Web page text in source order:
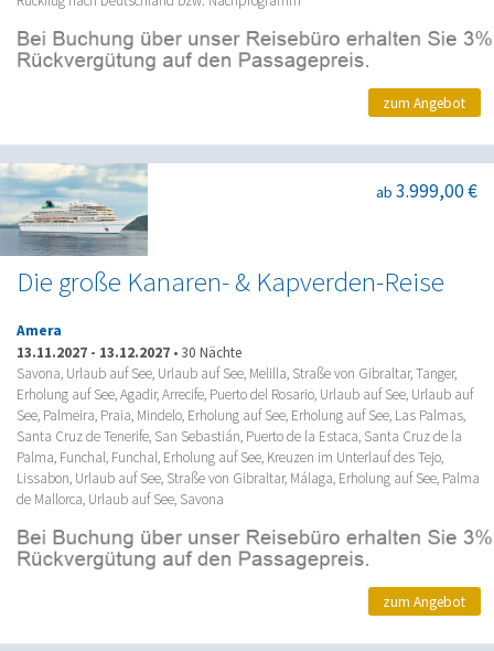
zum Angebot
Die große Kanaren- & Kapverden-Reise
ab 3.999,00 €
Amera
13.11.2027 - 13.12.2027 • 30 Nächte
Savona, Urlaub auf See, Urlaub auf See, Melilla, Straße von Gibraltar, Tanger,
Erholung auf See, Agadir, Arrecife, Puerto del Rosario, Urlaub auf See, Urlaub auf
See, Palmeira, Praia, Mindelo, Erholung auf See, Erholung auf See, Las Palmas,
Santa Cruz de Tenerife, San Sebastián, Puerto de la Estaca, Santa Cruz de la
Palma, Funchal, Funchal, Erholung auf See, Kreuzen im Unterlauf des Tejo,
Lissabon, Urlaub auf See, Straße von Gibraltar, Málaga, Erholung auf See, Palma
de Mallorca, Urlaub auf See, Savona
zum Angebot